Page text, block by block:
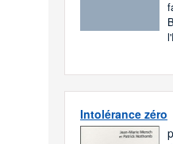
Intolérance zéro